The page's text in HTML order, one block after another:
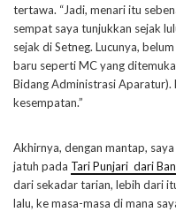
tertawa. “Jadi, menari itu
sempat saya tunjukkan sejak
sejak di Setneg. Lucunya,
baru seperti MC yang
Bidang Administrasi Aparatur).
kesempatan.”
Akhirnya, dengan mantap,
jatuh pada Tari Punjari dari
dari sekadar tarian, lebih dari
lalu, ke masa-masa di mana